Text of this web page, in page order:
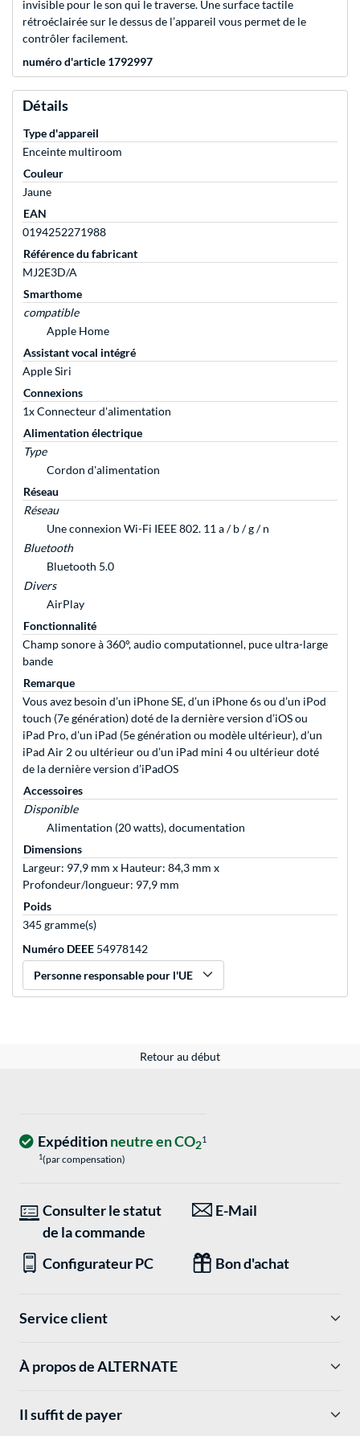
invisible pour le son qui le traverse. Une surface tactile
rétroéclairée sur le dessus de l’appareil vous permet de le
contrôler facilement.
numéro d'article 1792997
Détails
Type d'appareil
Enceinte multiroom
Couleur
Jaune
EAN
0194252271988
Référence du fabricant
MJ2E3D/A
Smarthome
compatible
Apple Home
Assistant vocal intégré
Apple Siri
Connexions
1x Connecteur d'alimentation
Alimentation électrique
Type
Cordon d'alimentation
Réseau
Réseau
Une connexion Wi-Fi IEEE 802. 11 a / b / g / n
Bluetooth
Bluetooth 5.0
Divers
AirPlay
Fonctionnalité
Champ sonore à 360°, audio computationnel, puce ultra-large
bande
Remarque
Vous avez besoin d’un iPhone SE, d’un iPhone 6s ou d’un iPod
touch (7e génération) doté de la dernière version d’iOS ou
iPad Pro, d’un iPad (5e génération ou modèle ultérieur), d’un
iPad Air 2 ou ultérieur ou d’un iPad mini 4 ou ultérieur doté
de la dernière version d’iPadOS
Accessoires
Disponible
Alimentation (20 watts), documentation
Dimensions
Largeur: 97,9 mm x Hauteur: 84,3 mm x
Profondeur/longueur: 97,9 mm
Poids
345 gramme(s)
Numéro DEEE 54978142
Personne responsable pour l'UE
Retour au début
Expéditionneutre en CO21
1(par compensation)
Consulter le statut
de la commande
E-Mail
Configurateur PC Bon d'achat
Service client
À propos de ALTERNATE
Il suffit de payer